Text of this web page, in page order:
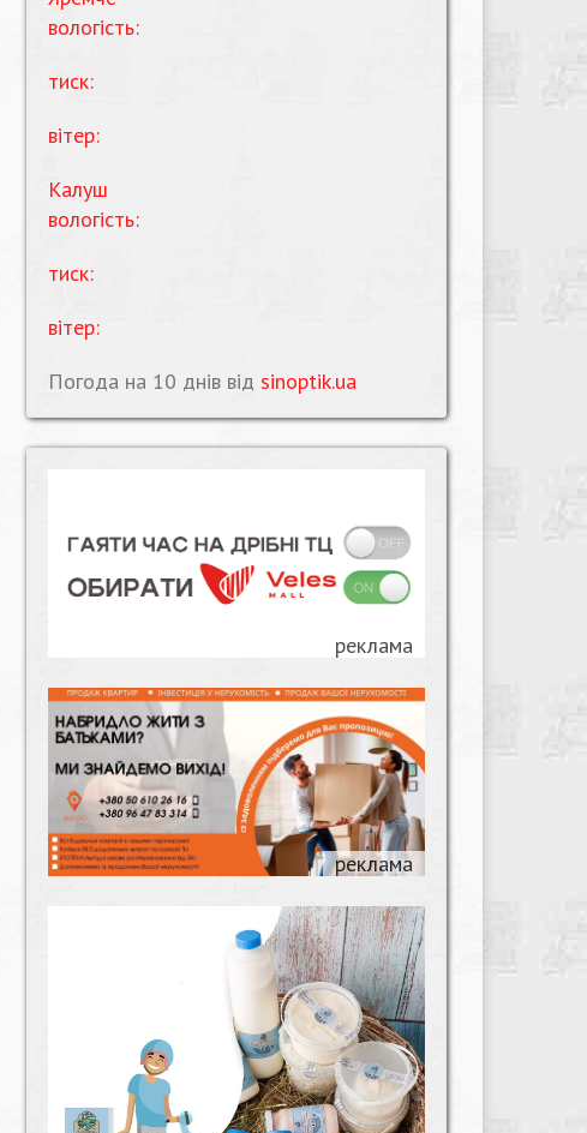
вологість:
тиск:
вітер:
Калуш
вологість:
тиск:
вітер:
Погода на 10 днів від sinoptik.ua